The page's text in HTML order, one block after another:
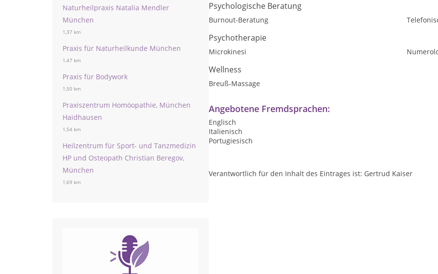
Naturheilpraxis Natalia Mendler
München
1,37 km
Praxis für Naturheilkunde München
1,47 km
Praxis für Bodywork
1,50 km
Praxiszentrum Homöopathie, München
Haidhausen
1,54 km
Heilzentrum für Sport- und Tanzmedizin
HP und Osteopath Christian Beregov,
München
1,69 km
Psychologische Beratung
Burnout-Beratung
Psychotherapie
Microkinesi
Wellness
Breuß-Massage
Angebotene Fremdsprachen:
Englisch
Italienisch
Portugiesisch
Verantwortlich für den Inhalt des Eintrages ist: Gertrud Kaiser